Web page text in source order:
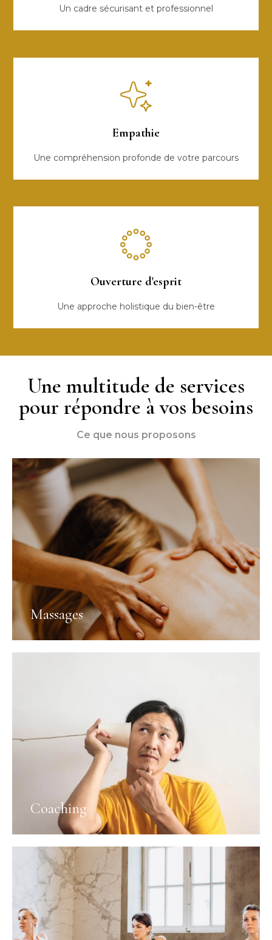
Un cadre sécurisant et professionnel
Empathie
Une compréhension profonde de votre parcours
Ouverture d'esprit
Une approche holistique du bien-être
Une multitude de services
pour répondre à vos besoins
Ce que nous proposons
Massages
Coaching